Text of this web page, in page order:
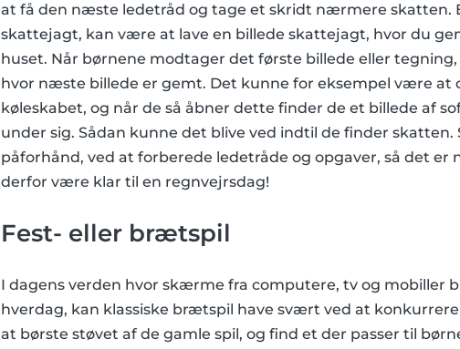
at få den næste ledetråd og tage et skridt nærmere skatten.
skattejagt, kan være at lave en billede skattejagt, hvor du
huset. Når børnene modtager det første billede eller
hvor næste billede er gemt. Det kunne for eksempel være at
køleskabet, og når de så åbner dette finder de et billede af
under sig. Sådan kunne det blive ved indtil de finder
påforhånd, ved at forberede ledetråde og opgaver, så det
derfor være klar til en regnvejrsdag!
Fest- eller brætspil
I dagens verden hvor skærme fra computere, tv og mobiller
hverdag, kan klassiske brætspil have svært ved at
at børste støvet af de gamle spil, og find et der passer til